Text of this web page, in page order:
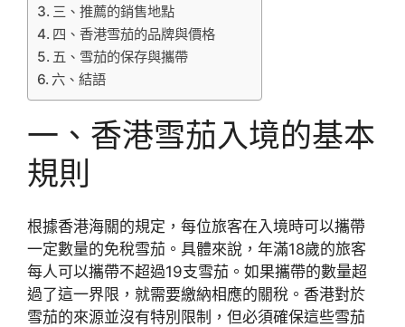
三、推薦的銷售地點
四、香港雪茄的品牌與價格
五、雪茄的保存與攜帶
六、結語
一、香港雪茄入境的基本
規則
根據香港海關的規定，每位旅客在入境時可以攜帶
一定數量的免稅雪茄。具體來說，年滿18歲的旅客
每人可以攜帶不超過19支雪茄。如果攜帶的數量超
過了這一界限，就需要繳納相應的關稅。香港對於
雪茄的來源並沒有特別限制，但必須確保這些雪茄